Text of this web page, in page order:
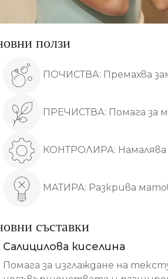
ползи
ПОЧИСТВА: Премахва
ПРЕЧИСТВА: Помага за
КОНТРОЛИРА: Намалява
МАТИРА: Разкрива
съставки
Салицилова киселина
Помага за изглаждане на